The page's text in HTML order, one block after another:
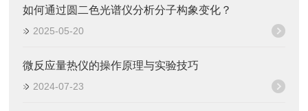
如何通过圆二色光谱仪分析分子构象变化？
2025-05-20
微反应量热仪的操作原理与实验技巧
2024-07-23